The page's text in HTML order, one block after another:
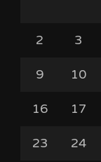
2 3
9 10
16 17
23 24